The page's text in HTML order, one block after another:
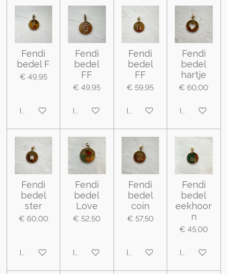
Fendi
bedel F
€ 49,95
In winkelwagen
Fendi
bedel
FF
€ 49,95
In winkelwagen
Fendi
bedel
FF
€ 59,95
In winkelwagen
Fendi
bedel
hartje
€ 60,00
In
Fendi
bedel
ster
€ 60,00
In winkelwagen
Fendi
bedel
Love
€ 52,50
In winkelwagen
Fendi
bedel
coin
€ 57,50
In winkelwagen
Fendi
bedel
eekhoor
n
€ 45,00
In